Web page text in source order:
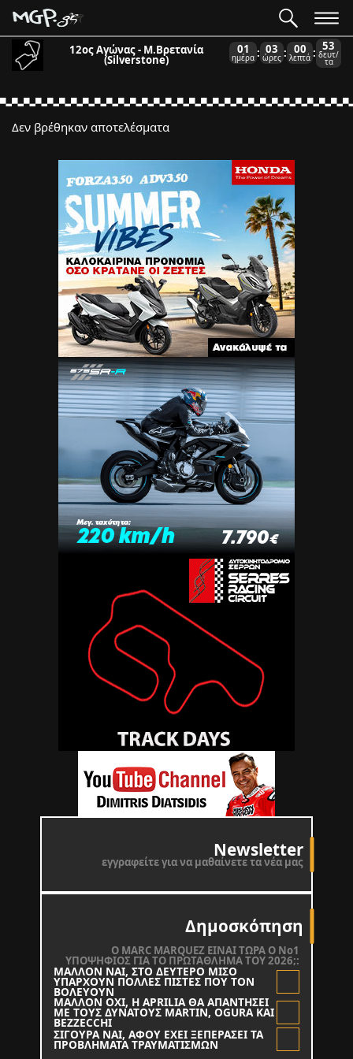
12ος Αγώνας - Μ.Βρετανία
(Silverstone)
01
ημέρα : 03
ώρες : 00
λεπτά : 53
δευτ/
τα
Newsletter
εγγραφείτε για να μαθαίνετε τα νέα μας
Δημοσκόπηση
O MARC MARQUEZ ΕΙΝΑΙ ΤΩΡΑ Ο Νο1
ΥΠΟΨΗΦΙΟΣ ΓΙΑ ΤΟ ΠΡΩΤΑΘΛΗΜΑ ΤΟΥ 2026;:
ΜΑΛΛΟΝ ΝΑΙ, ΣΤΟ ΔΕΥΤΕΡΟ ΜΙΣΟ
ΥΠΑΡΧΟΥΝ ΠΟΛΛΕΣ ΠΙΣΤΕΣ ΠΟΥ ΤΟΝ
ΒΟΛΕΥΟΥΝ
ΜΑΛΛΟΝ ΟΧΙ, Η APRILIA ΘΑ ΑΠΑΝΤΗΣΕΙ
ΜΕ ΤΟΥΣ ΔΥΝΑΤΟΥΣ MARTIN, OGURA KAI
BEZZECCHI
ΣΙΓΟΥΡΑ ΝΑΙ, ΑΦΟΥ ΕΧΕΙ ΞΕΠΕΡΑΣΕΙ ΤΑ
ΠΡΟΒΛΗΜΑΤΑ ΤΡΑΥΜΑΤΙΣΜΩΝ
Δεν βρέθηκαν αποτελέσματα